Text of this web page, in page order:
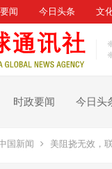
闻 今日头条 文
时政要闻 今日头
国新闻 美阻挠无效，